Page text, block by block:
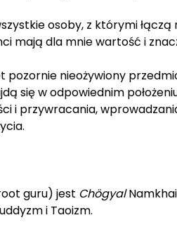
osoby, z którymi łączą
mają dla mnie wartość i
pozornie nieożywiony
się w odpowiednim
i przywracania,
guru) jest Chögyal
i Taoizm.